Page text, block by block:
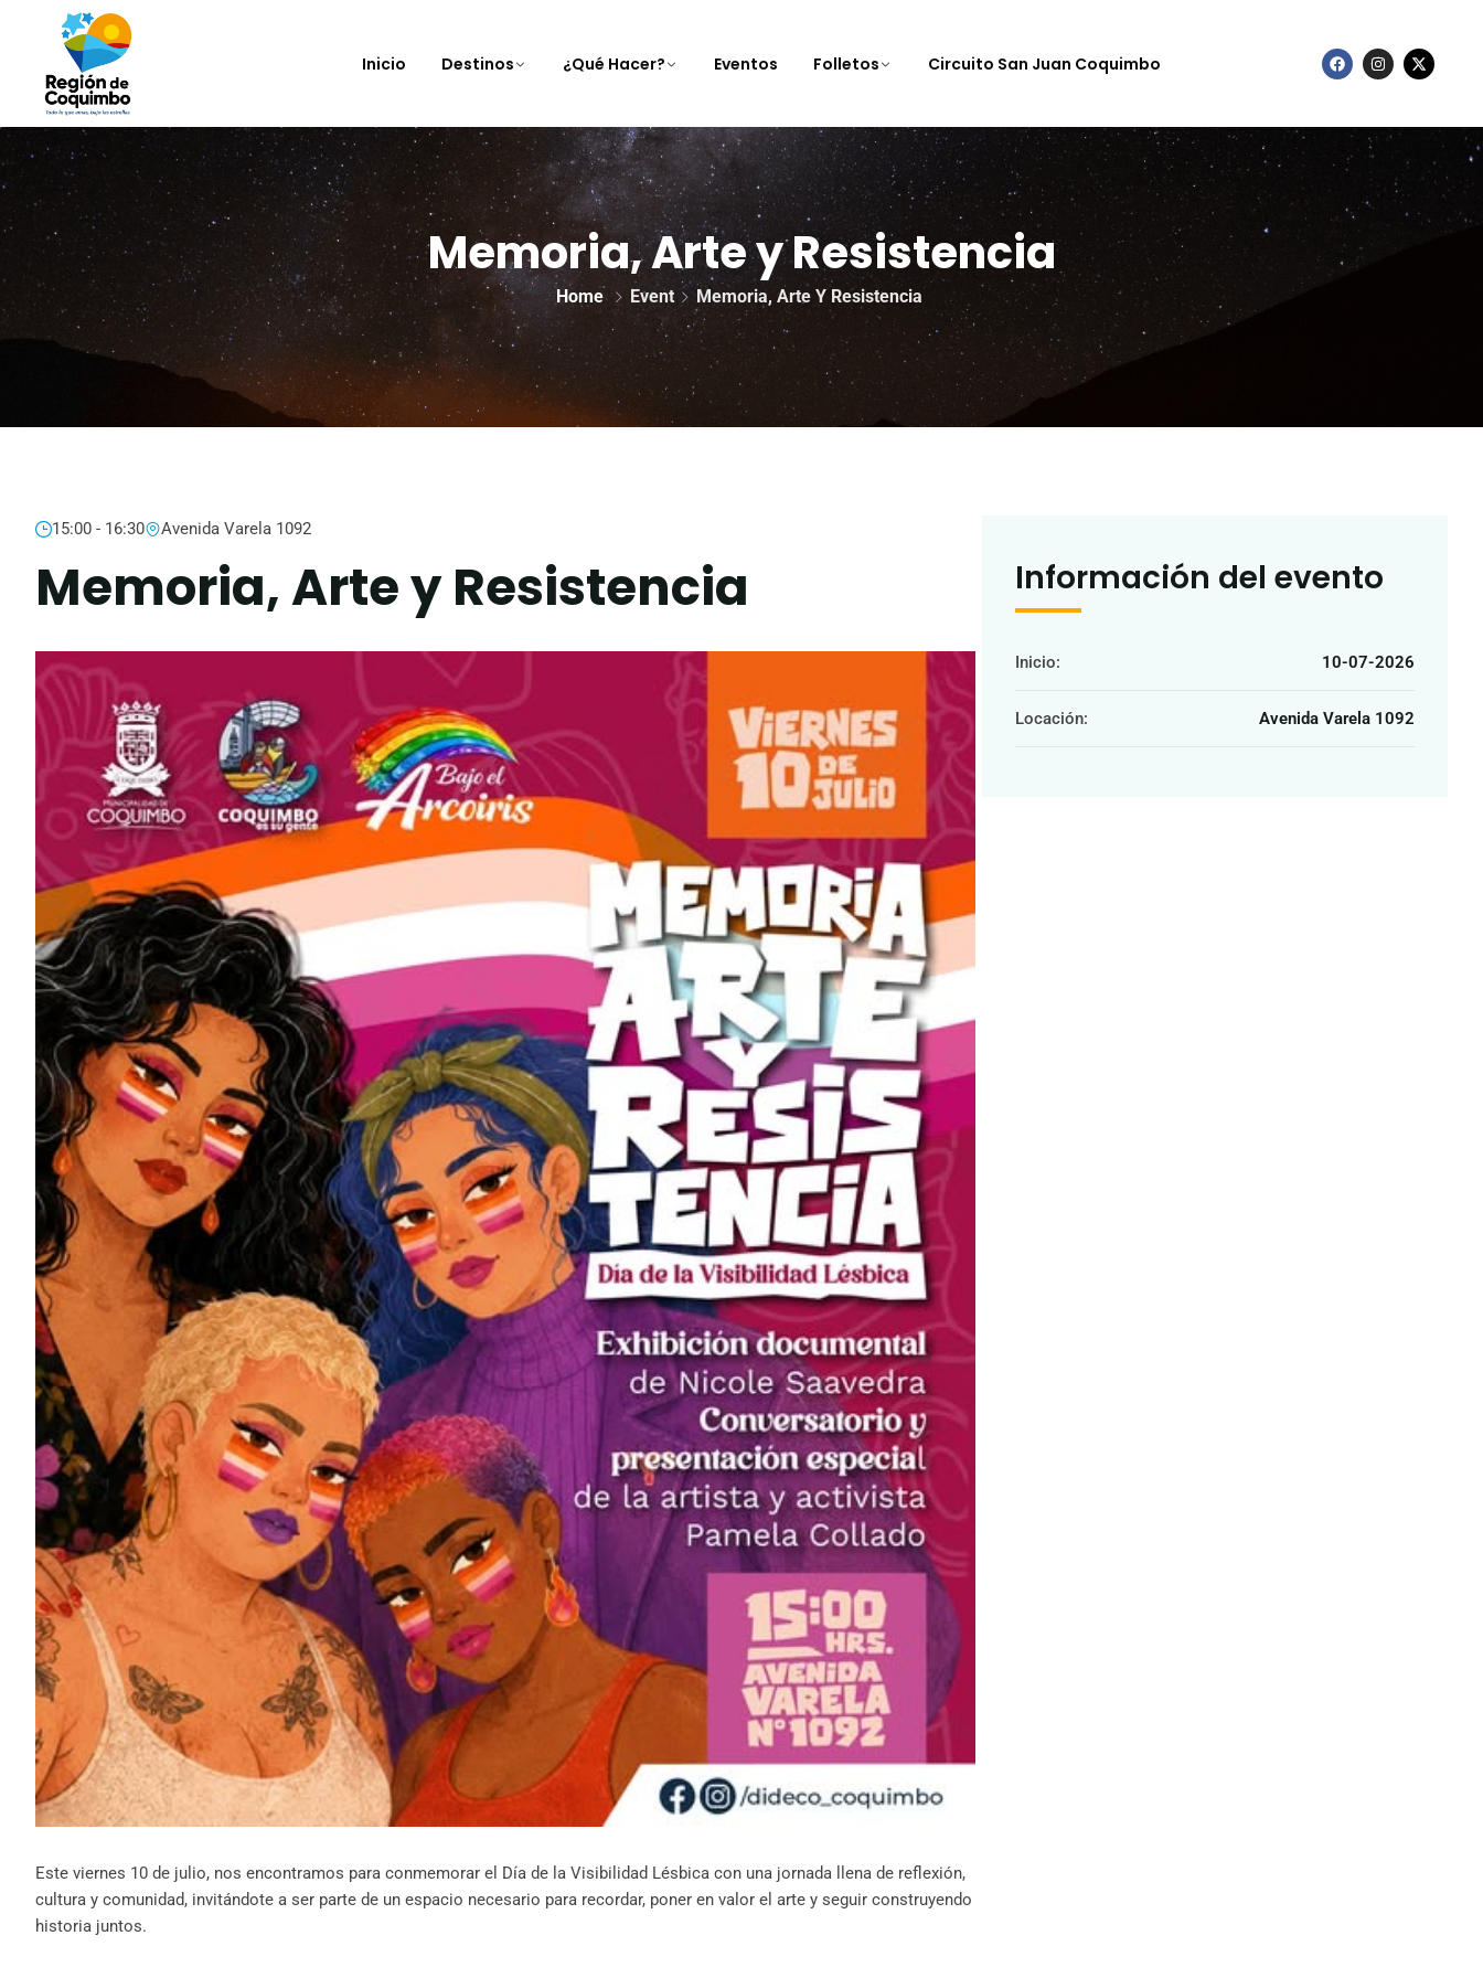
Inicio Destinos ¿Qué Hacer? Eventos Folletos Circuito San Juan Coquimbo
Memoria, Arte y Resistencia
Home Event Memoria, Arte Y Resistencia
15:00 - 16:30 Avenida Varela 1092
Memoria, Arte y Resistencia
Este viernes 10 de julio, nos encontramos para conmemorar el Día de la Visibilidad Lésbica con una jornada llena de reflexión,
cultura y comunidad, invitándote a ser parte de un espacio necesario para recordar, poner en valor el arte y seguir construyendo
historia juntos.
Información del evento
Inicio: 10-07-2026
Locación: Avenida Varela 1092